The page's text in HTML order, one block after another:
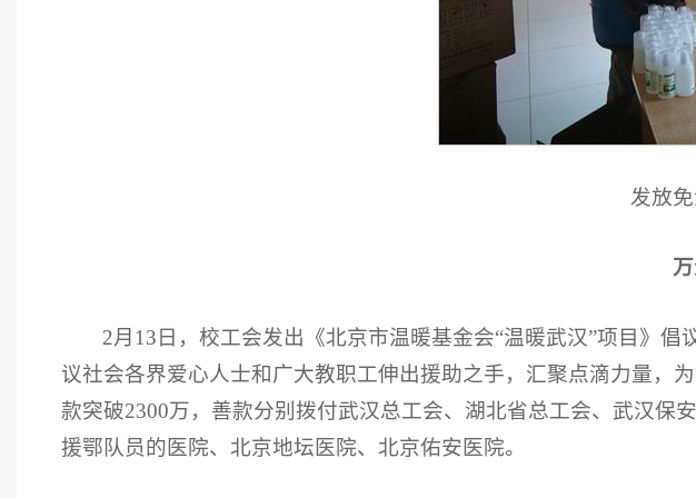
发放
2月13日，校工会发出《北京市温暖基金会“温暖武汉”项目》
议社会各界爱心人士和广大教职工伸出援助之手，汇聚点滴力量，
款突破2300万，善款分别拨付武汉总工会、湖北省总工会、武汉保
援鄂队员的医院、北京地坛医院、北京佑安医院。